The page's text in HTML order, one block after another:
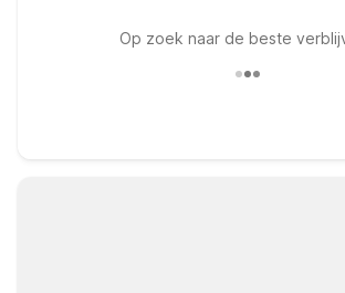
Op zoek naar de beste